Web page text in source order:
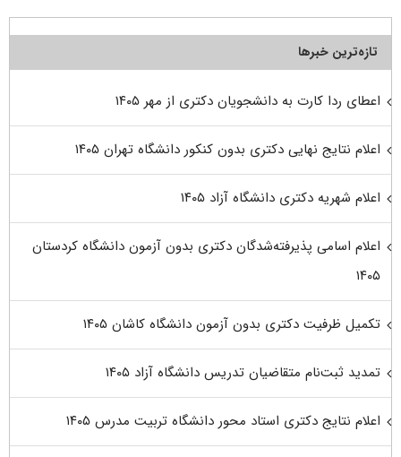
تازه‌ترین خبرها
اعطای ردا کارت به دانشجویان دکتری از مهر ۱۴۰۵
اعلام نتایج نهایی دکتری بدون کنکور دانشگاه تهران ۱۴۰۵
اعلام شهریه دکتری دانشگاه آزاد ۱۴۰۵
اعلام اسامی پذیرفته‌شدگان دکتری بدون آزمون دانشگاه کردستان
۱۴۰۵
تکمیل ظرفیت دکتری بدون آزمون دانشگاه کاشان ۱۴۰۵
تمدید ثبت‌نام متقاضیان تدریس دانشگاه آزاد ۱۴۰۵
اعلام نتایج دکتری استاد محور دانشگاه تربیت مدرس ۱۴۰۵